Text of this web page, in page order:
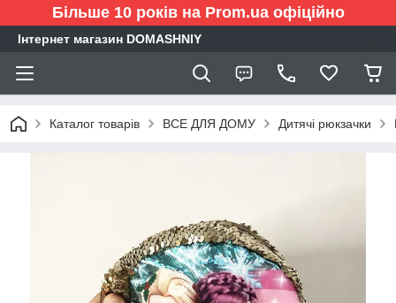
Більше 10 років на Prom.ua офіційно
Інтернет магазин DOMASHNIY
Каталог товарів ВСЕ ДЛЯ ДОМУ Дитячі рюкзачки